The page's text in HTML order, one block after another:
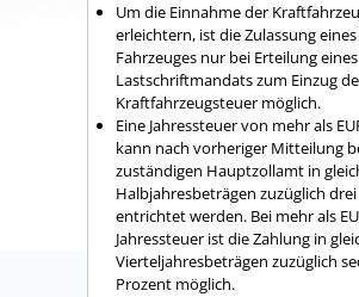
Um die Einnahme der
erleichtern, ist die Zulassung eines
Fahrzeuges nur bei Erteilung eines
Lastschriftmandats zum Einzug
Kraftfahrzeugsteuer möglich.
Eine Jahressteuer von mehr als
kann nach vorheriger Mitteilung
zuständigen Hauptzollamt in
Halbjahresbeträgen zuzüglich
entrichtet werden. Bei mehr als
Jahressteuer ist die Zahlung in
Vierteljahresbeträgen zuzüglich
Prozent möglich.